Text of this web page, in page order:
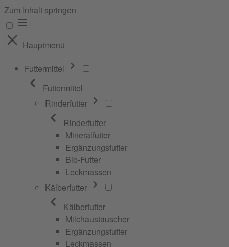
Zum Inhalt springen
Hauptmenü
Futtermittel
Futtermittel
Rinderfutter
Rinderfutter
Mineralfutter
Ergänzungsfutter
Bio-Futter
Leckmassen
Kälberfutter
Kälberfutter
Milchaustauscher
Ergänzungsfutter
Leckmassen